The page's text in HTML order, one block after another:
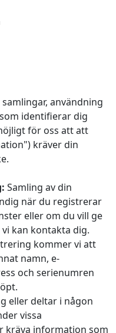
samlingar, användning
identifierar dig
för oss att att
kräver din
Samling av din
när du registrerar
eller om du vill ge
kan kontakta dig.
kommer vi att
namn, e-
och serienumren
eller deltar i någon
vissa
information som